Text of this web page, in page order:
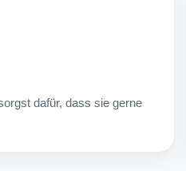
dafür, dass sie gerne